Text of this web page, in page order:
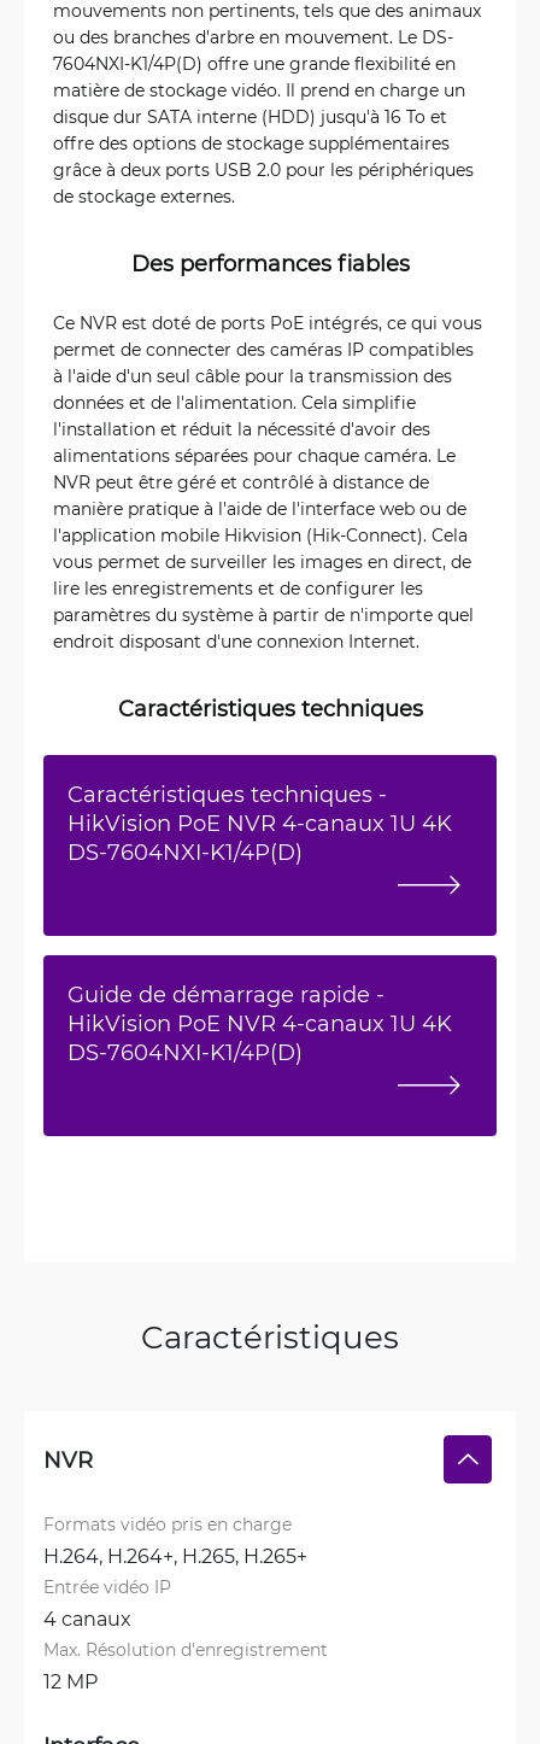
mouvements non pertinents, tels que des animaux
ou des branches d'arbre en mouvement. Le DS-
7604NXI-K1/4P(D) offre une grande flexibilité en
matière de stockage vidéo. Il prend en charge un
disque dur SATA interne (HDD) jusqu'à 16 To et
offre des options de stockage supplémentaires
grâce à deux ports USB 2.0 pour les périphériques
de stockage externes.
Des performances fiables
Ce NVR est doté de ports PoE intégrés, ce qui vous
permet de connecter des caméras IP compatibles
à l'aide d'un seul câble pour la transmission des
données et de l'alimentation. Cela simplifie
l'installation et réduit la nécessité d'avoir des
alimentations séparées pour chaque caméra. Le
NVR peut être géré et contrôlé à distance de
manière pratique à l'aide de l'interface web ou de
l'application mobile Hikvision (Hik-Connect). Cela
vous permet de surveiller les images en direct, de
lire les enregistrements et de configurer les
paramètres du système à partir de n'importe quel
endroit disposant d'une connexion Internet.
Caractéristiques techniques
Caractéristiques techniques -
HikVision PoE NVR 4-canaux 1U 4K
DS-7604NXI-K1/4P(D)
Guide de démarrage rapide -
HikVision PoE NVR 4-canaux 1U 4K
DS-7604NXI-K1/4P(D)
Caractéristiques
NVR
Formats vidéo pris en charge
H.264, H.264+, H.265, H.265+
Entrée vidéo IP
4 canaux
Max. Résolution d'enregistrement
12 MP